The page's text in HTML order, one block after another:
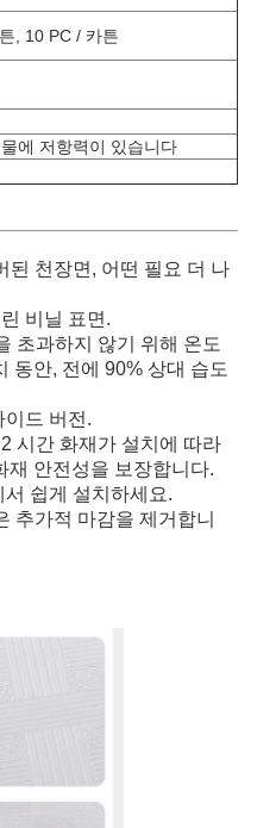
, 10 PC / 카튼
에 저항력이 있습니다
된 천장면, 어떤 필요 더 나
비닐 표면.
초과하지 않기 위해 온도
동안, 전에 90% 상대 습도
드 버전.
시간 화재가 설치에 따라
재 안전성을 보장합니다.
쉽게 설치하세요.
추가적 마감을 제거합니